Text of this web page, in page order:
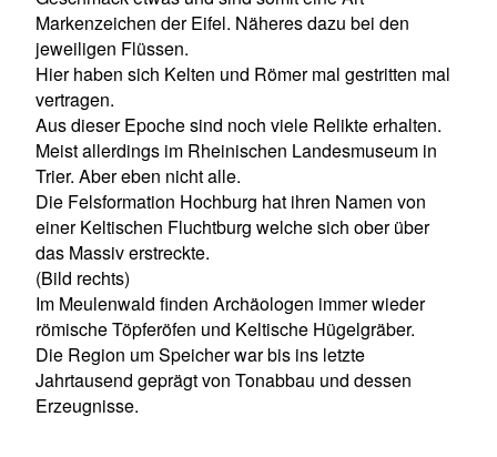
Markenzeichen der Eifel. Näheres dazu bei den
jeweiligen Flüssen.
Hier haben sich Kelten und Römer mal gestritten mal
vertragen.
Aus dieser Epoche sind noch viele Relikte erhalten.
Meist allerdings im Rheinischen Landesmuseum in
Trier. Aber eben nicht alle.
Die Felsformation Hochburg hat ihren Namen von
einer Keltischen Fluchtburg welche sich ober über
das Massiv erstreckte.
(Bild rechts)
Im Meulenwald finden Archäologen immer wieder
römische Töpferöfen und Keltische Hügelgräber.
Die Region um Speicher war bis ins letzte
Jahrtausend geprägt von Tonabbau und dessen
Erzeugnisse.